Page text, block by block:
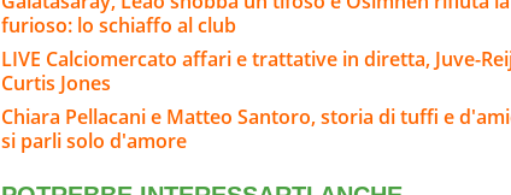
furioso: lo schiaffo al club
LIVE Calciomercato affari e trattative in diretta, Juve-
Curtis Jones
Chiara Pellacani e Matteo Santoro, storia di tuffi e
si parli solo d'amore